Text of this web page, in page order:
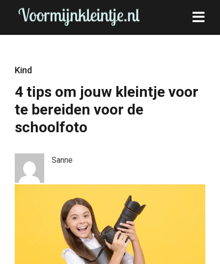
Kind
4 tips om jouw kleintje voor
te bereiden voor de
schoolfoto
Sanne